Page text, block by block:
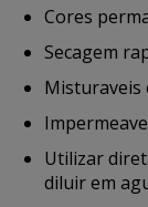
Cores
Secagem
Misturaveis
Utilizar
diluir em